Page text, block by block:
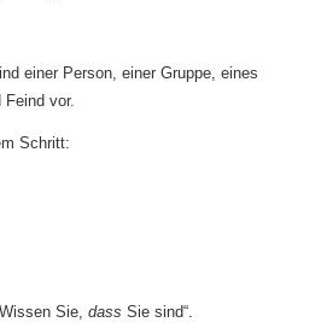
einer Person, einer Gruppe, eines
Feind vor.
Schritt:
Sie, dass Sie sind“.